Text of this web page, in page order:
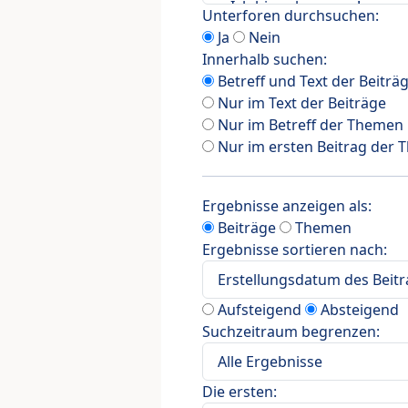
Unterforen durchsuchen:
Ja
Nein
Innerhalb suchen:
Betreff und Text der
Nur im Text der Beiträge
Nur im Betreff der Themen
Nur im ersten Beitrag der
Ergebnisse anzeigen als:
Beiträge
Themen
Ergebnisse sortieren nach:
Aufsteigend
Absteigend
Suchzeitraum begrenzen:
Die ersten: